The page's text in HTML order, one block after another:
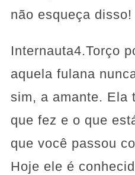
não esqueça disso!
Internauta4.Torço
aquela fulana
sim, a amante. Ela
que fez e o que
que você passou
Hoje ele é